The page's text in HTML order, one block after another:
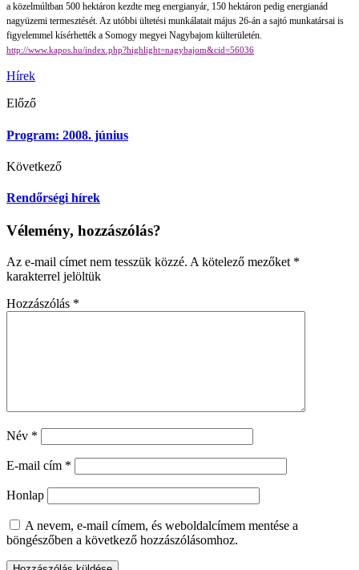
a közelmúltban 500 hektáron kezdte meg energianyár, 150 hektáron pedig energianád
nagyüzemi termesztését. Az utóbbi ültetési munkálatait május 26-án a sajtó munkatársai is
figyelemmel kísérhették a Somogy megyei Nagybajom külterületén.
http://www.kapos.hu/index.php?highlight=nagybajom&cid=56036
Hírek
Előző
Program: 2008. június
Következő
Rendőrségi hírek
Vélemény, hozzászólás?
Az e-mail címet nem tesszük közzé. A kötelező mezőket *
karakterrel jelöltük
Hozzászólás *
Név *
E-mail cím *
Honlap
A nevem, e-mail címem, és weboldalcímem mentése a
böngészőben a következő hozzászólásomhoz.